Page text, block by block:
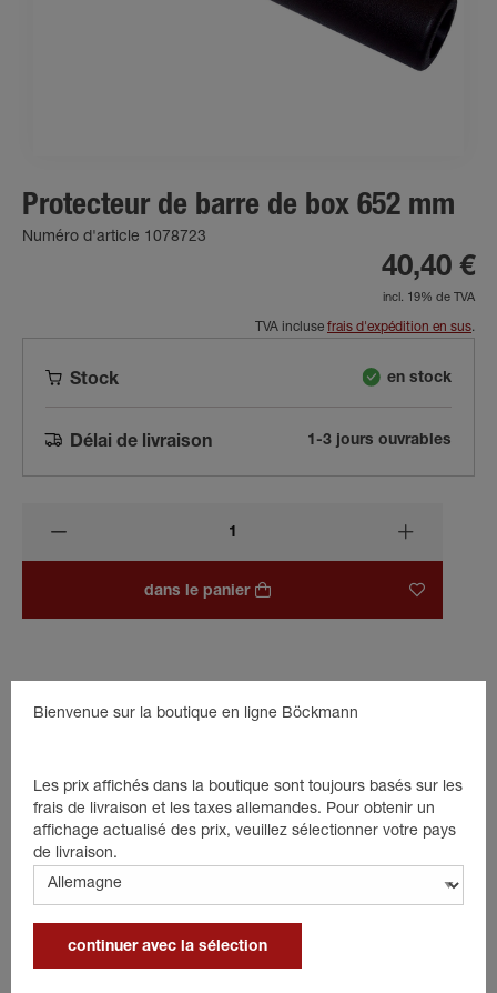
Protecteur de barre de box 652 mm
Numéro d'article 1078723
40,40 €
incl. 19% de TVA
TVA incluse frais d'expédition en sus.
Stock en stock
Délai de livraison 1-3 jours ouvrables
dans le panier
Beschreibung
de mousse intégrale souple. L'utilisation d'un protecteur
minimise le risque de blessures et améliore le confort du cheval
pendant le transport.
Détails
Protection de la barre de poitrine
Longueur : 652 mm
Bienvenue sur la boutique en ligne Böckmann
Les prix affichés dans la boutique sont toujours basés sur les
frais de livraison et les taxes allemandes. Pour obtenir un
affichage actualisé des prix, veuillez sélectionner votre pays
de livraison.
continuer avec la sélection